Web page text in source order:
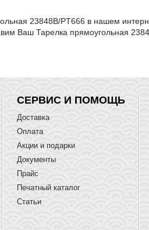
23848В/PT666 в нашем
Ваш Тарелка прямоугольная
СЕРВИС И ПОМОЩЬ
Доставка
Оплата
Акции и подарки
Документы
Прайс
Печатный каталог
Статьи